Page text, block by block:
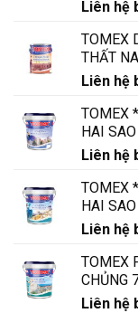
Liên hệ
TOMEX
THẤT
Liên hệ
TOMEX
HAI SAO
Liên hệ
TOMEX
HAI SAO
Liên hệ
TOMEX
CHỦNG
Liên hệ